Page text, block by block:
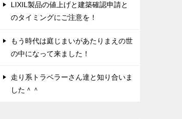
LIXIL製品の値上げと建築確認申請と
のタイミングにご注意を！
もう時代は庭じまいがあたりまえの世
の中になって来ました！
走り系トラベラーさん達と知り合いま
した＾＾